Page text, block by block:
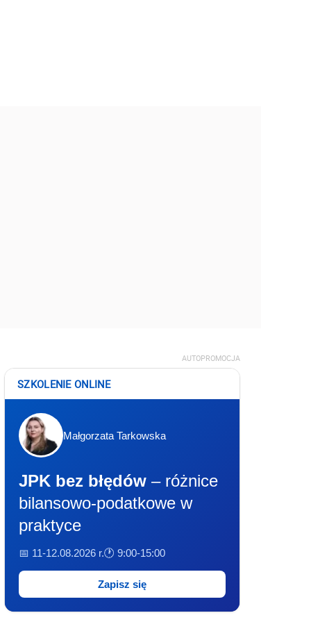
AUTOPROMOCJA
SZKOLENIE ONLINE
Małgorzata Tarkowska
JPK bez błędów – różnice
bilansowo-podatkowe w
praktyce
📅 11-12.08.2026 r.🕐 9:00-15:00
Zapisz się